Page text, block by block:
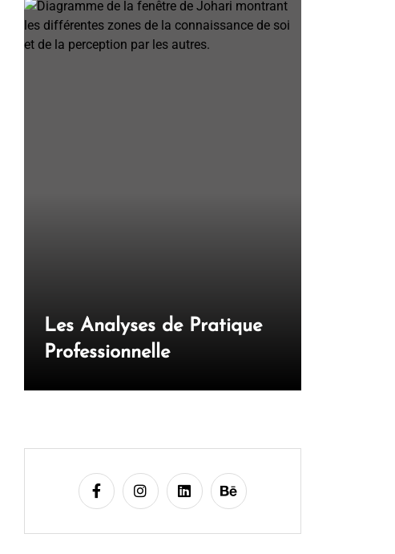
Les Analyses de Pratique
Professionnelle